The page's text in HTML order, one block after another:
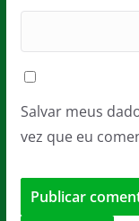
Salvar meus
vez que eu